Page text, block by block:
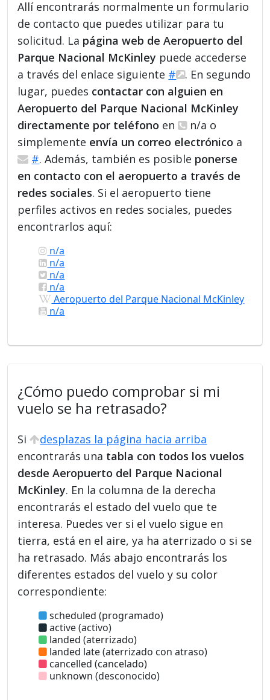
Allí encontrarás normalmente un formulario
de contacto que puedes utilizar para tu
solicitud. La página web de Aeropuerto del
Parque Nacional McKinley puede accederse
a través del enlace siguiente #
. En segundo
lugar, puedes contactar con alguien en
Aeropuerto del Parque Nacional McKinley
directamente por teléfono en
n/a o
simplemente envía un correo electrónico a
#. Además, también es posible ponerse
en contacto con el aeropuerto a través de
redes sociales. Si el aeropuerto tiene
perfiles activos en redes sociales, puedes
encontrarlos aquí:
n/a
n/a
n/a
n/a
Aeropuerto del Parque Nacional McKinley
n/a
¿Cómo puedo comprobar si mi
vuelo se ha retrasado?
Si
desplazas la página hacia arriba
encontrarás una tabla con todos los vuelos
desde Aeropuerto del Parque Nacional
McKinley. En la columna de la derecha
encontrarás el estado del vuelo que te
interesa. Puedes ver si el vuelo sigue en
tierra, está en el aire, ya ha aterrizado o si se
ha retrasado. Más abajo encontrarás los
diferentes estados del vuelo y su color
correspondiente:
scheduled (programado)
active (activo)
landed (aterrizado)
landed late (aterrizado con atraso)
cancelled (cancelado)
unknown (desconocido)